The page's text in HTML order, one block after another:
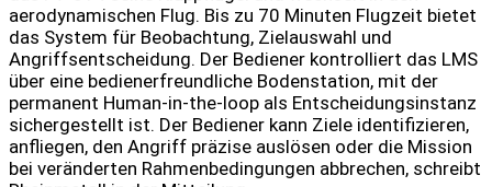
aerodynamischen Flug. Bis zu 70 Minuten Flugzeit bietet
das System für Beobachtung, Zielauswahl und
Angriffsentscheidung. Der Bediener kontrolliert das LMS
über eine bedienerfreundliche Bodenstation, mit der
permanent Human-in-the-loop als Entscheidungsinstanz
sichergestellt ist. Der Bediener kann Ziele identifizieren,
anfliegen, den Angriff präzise auslösen oder die Mission
bei veränderten Rahmenbedingungen abbrechen, schreibt